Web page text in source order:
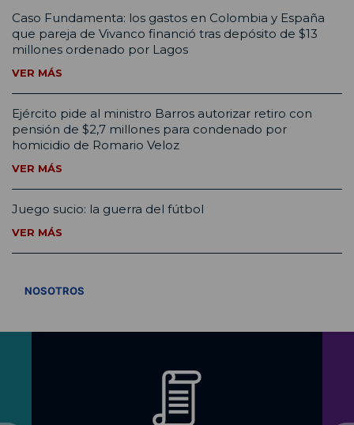
Caso Fundamenta: los gastos en Colombia y España
que pareja de Vivanco financió tras depósito de $13
millones ordenado por Lagos
VER MÁS
Ejército pide al ministro Barros autorizar retiro con
pensión de $2,7 millones para condenado por
homicidio de Romario Veloz
VER MÁS
Juego sucio: la guerra del fútbol
VER MÁS
NOSOTROS